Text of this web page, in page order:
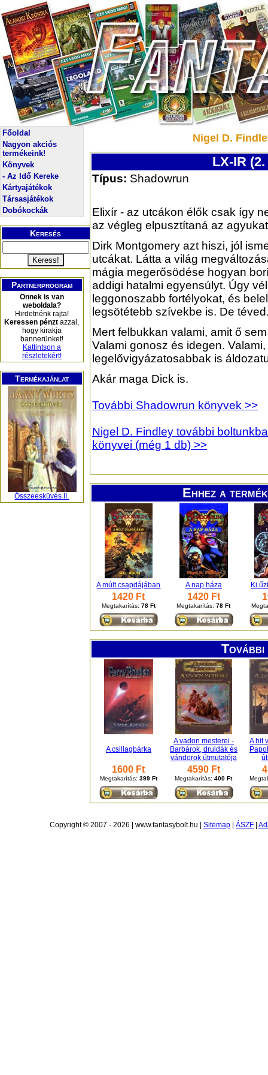
Főoldal
Nagyon akciós
termékeink!
Könyvek
- Az Idő Kereke
Kártyajátékok
Társasjátékok
Dobókockák
Keresés
Partnerprogram
Önnek is van
weboldala?
Hirdetnénk rajta!
Keressen pénzt azzal,
hogy kirakja
bannerünket!
Kattintson a
részletekért!
Termékajánlat
Összeesküvés II.
Nigel D.
LX-IR
Típus: Shadowrun
Elixír - az utcákon élők csak így
az végleg elpusztítaná az
Dirk Montgomery azt hiszi, jól
utcákat. Látta a világ
mágia megerősödése hogyan
addigi hatalmi egyensúlyt. Úgy
leggonoszabb fortélyokat, és
legsötétebb szívekbe is. De
Mert felbukkan valami, amit ő
Valami gonosz és idegen.
legelővigyázatosabbak is
Akár maga Dick is.
További Shadowrun könyvek >>
Nigel D. Findley további
könyvei (még 1 db) >>
Ehhez a
A múlt csapdájában A nap háza Ki
1420 Ft
Megtakarítás: 78 Ft
1420 Ft
Megtakarítás:78 Ft
A csillagbárka
A vadon mesterei -
Barbárok, druidák és
vándorok útmutatója
A hit
1600 Ft
Megtakarítás: 399 Ft
4590 Ft
Megtakarítás:400 Ft
Copyright © 2007 - 2026 | www.fantasybolt.hu | Sitemap ÁSZF